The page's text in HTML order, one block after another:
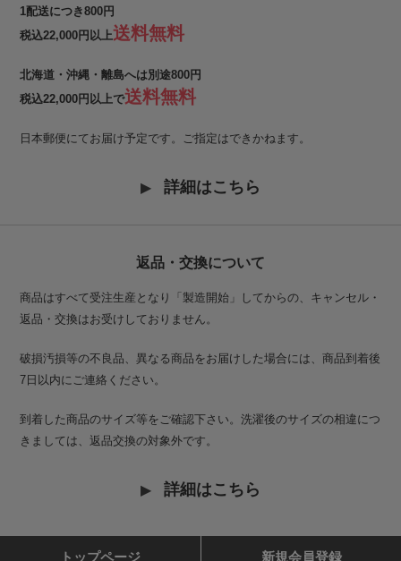
1配送につき800円
税込22,000円以上送料無料
北海道・沖縄・離島へは別途800円
税込22,000円以上で送料無料
日本郵便にてお届け予定です。ご指定はできかねます。
詳細はこちら
返品・交換について
商品はすべて受注生産となり「製造開始」してからの、キャンセル・
返品・交換はお受けしておりません。
破損汚損等の不良品、異なる商品をお届けした場合には、商品到着後
7日以内にご連絡ください。
到着した商品のサイズ等をご確認下さい。洗濯後のサイズの相違につ
きましては、返品交換の対象外です。
詳細はこちら
トップページ 新規会員登録